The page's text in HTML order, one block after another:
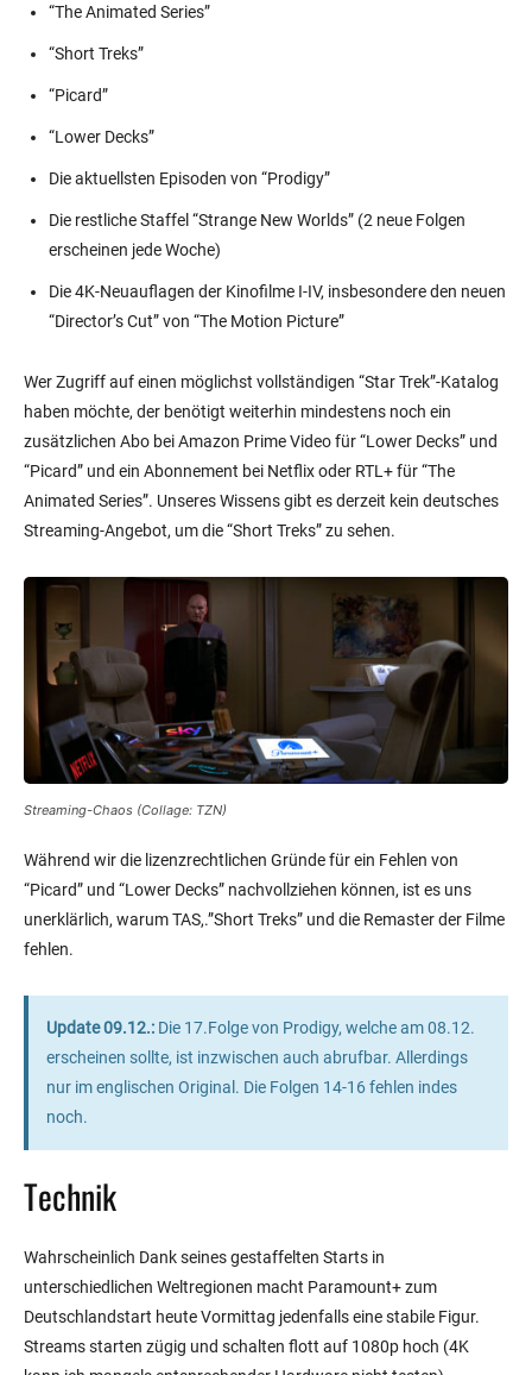
“The Animated Series”
“Short Treks”
“Picard”
“Lower Decks”
Die aktuellsten Episoden von “Prodigy”
Die restliche Staffel “Strange New Worlds” (2 neue Folgen
erscheinen jede Woche)
Die 4K-Neuauflagen der Kinofilme I-IV, insbesondere den neuen
“Director’s Cut” von “The Motion Picture”
Wer Zugriff auf einen möglichst vollständigen “Star Trek”-Katalog
haben möchte, der benötigt weiterhin mindestens noch ein
zusätzlichen Abo bei Amazon Prime Video für “Lower Decks” und
“Picard” und ein Abonnement bei Netflix oder RTL+ für “The
Animated Series”. Unseres Wissens gibt es derzeit kein deutsches
Streaming-Angebot, um die “Short Treks” zu sehen.
Streaming-Chaos (Collage: TZN)
Während wir die lizenzrechtlichen Gründe für ein Fehlen von
“Picard” und “Lower Decks” nachvollziehen können, ist es uns
unerklärlich, warum TAS,.”Short Treks” und die Remaster der Filme
fehlen.
Update 09.12.: Die 17.Folge von Prodigy, welche am 08.12.
erscheinen sollte, ist inzwischen auch abrufbar. Allerdings
nur im englischen Original. Die Folgen 14-16 fehlen indes
noch.
Technik
Wahrscheinlich Dank seines gestaffelten Starts in
unterschiedlichen Weltregionen macht Paramount+ zum
Deutschlandstart heute Vormittag jedenfalls eine stabile Figur.
Streams starten zügig und schalten flott auf 1080p hoch (4K